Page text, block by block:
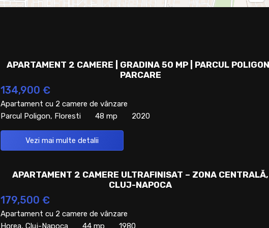
APARTAMENT 2 CAMERE | GRADINA 50 MP | PARCUL
PARCARE
134,900 €
Apartament cu 2 camere de vânzare
Parcul Poligon, Floresti
48 mp 2020
Vezi mai multe detalii
APARTAMENT 2 CAMERE ULTRAFINISAT – ZONA CENTRALĂ,
CLUJ-NAPOCA
179,500 €
Apartament cu 2 camere de vânzare
Horea, Cluj-Napoca
44 mp 1980